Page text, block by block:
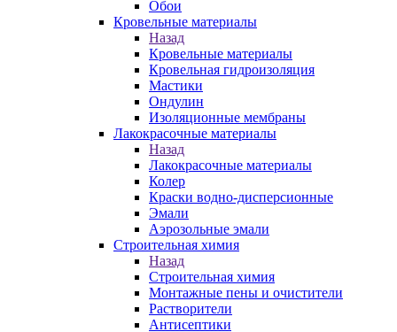
Обои
Кровельные материалы
Назад
Кровельные материалы
Кровельная гидроизоляция
Мастики
Ондулин
Изоляционные мембраны
Лакокрасочные материалы
Назад
Лакокрасочные материалы
Колер
Краски водно-дисперсионные
Эмали
Аэрозольные эмали
Строительная химия
Назад
Строительная химия
Монтажные пены и очистители
Растворители
Антисептики